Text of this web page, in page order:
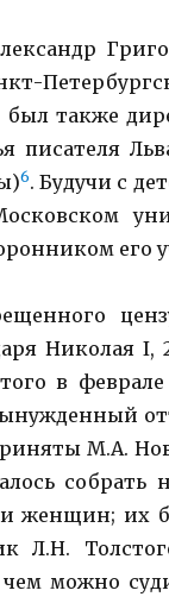
также
писателя
6. Будучи с
его
Николая I,
в
М.А.
женщин; их
Л.Н.
можно